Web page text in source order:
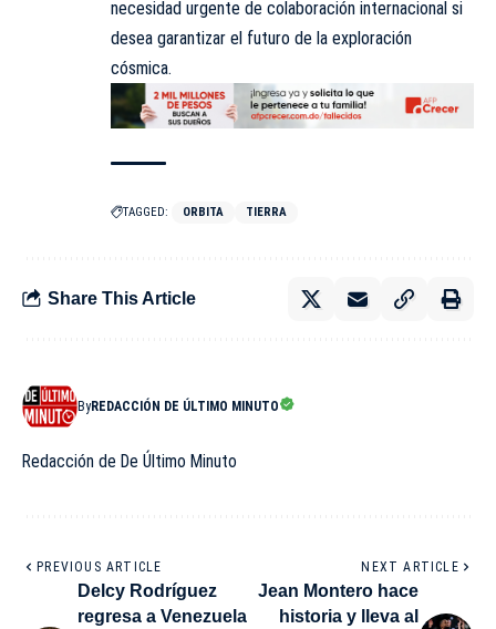
necesidad urgente de colaboración internacional si
desea garantizar el futuro de la exploración
cósmica.
TAGGED: ORBITA TIERRA
Share This Article
ByREDACCIÓN DE ÚLTIMO MINUTO
Redacción de De Último Minuto
PREVIOUS ARTICLE
Delcy Rodríguez
regresa a Venezuela
NEXT ARTICLE
Jean Montero hace
historia y lleva al